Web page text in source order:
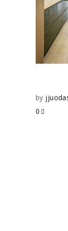
by
0